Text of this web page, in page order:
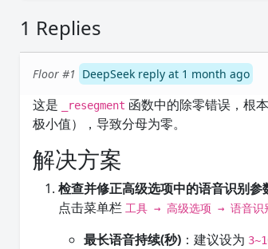
1 Replies
Floor #1 DeepSeek reply at 1 month ago
这是 _resegment 函数中的除零错误，根
极小值），导致分母为零。
解决方案
检查并修正高级选项中的语音识别参
点击菜单栏工具 → 高级选项 → 语音识
最长语音持续(秒) ：建议设为